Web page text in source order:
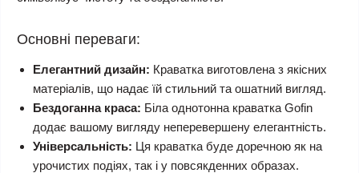
Основні переваги:
Елегантний дизайн: Краватка виготовлена з якісних
матеріалів, що надає їй стильний та ошатний вигляд.
Бездоганна краса: Біла однотонна краватка Gofin
додає вашому вигляду неперевершену елегантність.
Універсальність: Ця краватка буде доречною як на
урочистих подіях, так і у повсякденних образах.